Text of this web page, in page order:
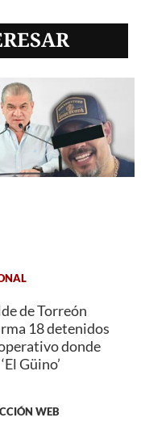
de Torreón
18 detenidos
donde
Güino’
WEB